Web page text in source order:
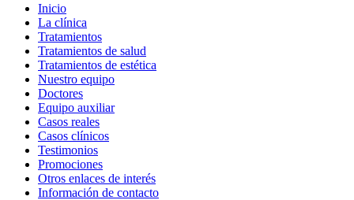
Inicio
La clínica
Tratamientos
Tratamientos de salud
Tratamientos de estética
Nuestro equipo
Doctores
Equipo auxiliar
Casos reales
Casos clínicos
Testimonios
Promociones
Otros enlaces de interés
Información de contacto